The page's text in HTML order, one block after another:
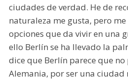
ciudades de verdad. He de
naturaleza me gusta, pero
opciones que da vivir en una
ello Berlín se ha llevado la
dice que Berlín parece que no
Alemania, por ser una ciudad